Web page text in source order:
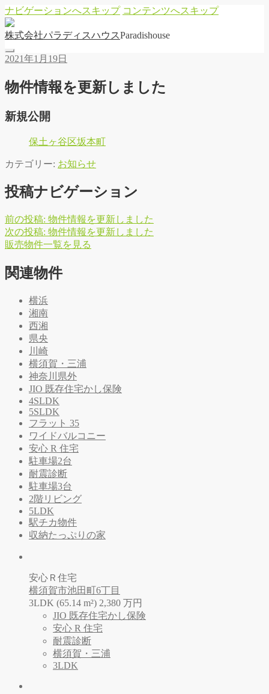
ナビゲーションへスキップ コンテンツへスキップ
株式会社パラディ スハウ スParadishouse
2021年1月19日
物件情報を更新しました
新規公開
保土ヶ谷区坂本町
カテゴリー: お知らせ
投稿ナビゲーション
前の投稿: 物件情報を更新しました
次の投稿: 物件情報を更新しました
販売物件一覧を 見る
関連物件
横浜
湘南
西湘
県央
川崎
横須賀・三浦
神奈川県外
JIO 既存住宅かし保険
4SLDK
5SLDK
フラット 35
ワイドバルコニー
安心 R 住宅
駐車場2台
耐震診断
駐車場3台
2階リビング
5LDK
駅チカ物件
収納たっぷりの家
安心Ｒ住宅
横須賀市池田町6丁目
3LDK (65.14 m²) 2,380 万円
JIO 既存住宅かし保険
安心 R 住宅
耐震診断
横須賀・三浦
3LDK